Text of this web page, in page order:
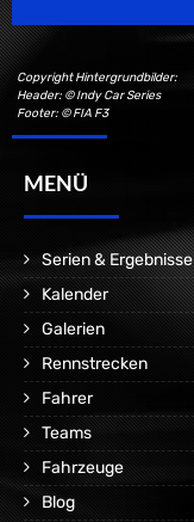
Copyright Hintergrundbilder:
Header: © Indy Car Series
Footer: © FIA F3
MENÜ
Serien & Ergebnisse
Kalender
Galerien
Rennstrecken
Fahrer
Teams
Fahrzeuge
Blog